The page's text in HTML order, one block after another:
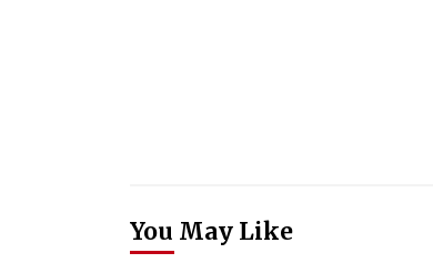
You May Like